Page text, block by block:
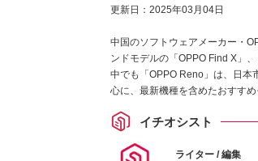
更新日： 2025年03月04日
中国のソフトウェアメーカー・
ンドモデルの「OPPO Find X」
中でも「OPPO Reno」は、日本
心に、最新機種を含めたおすす
イチオシスト
ライター / 編集